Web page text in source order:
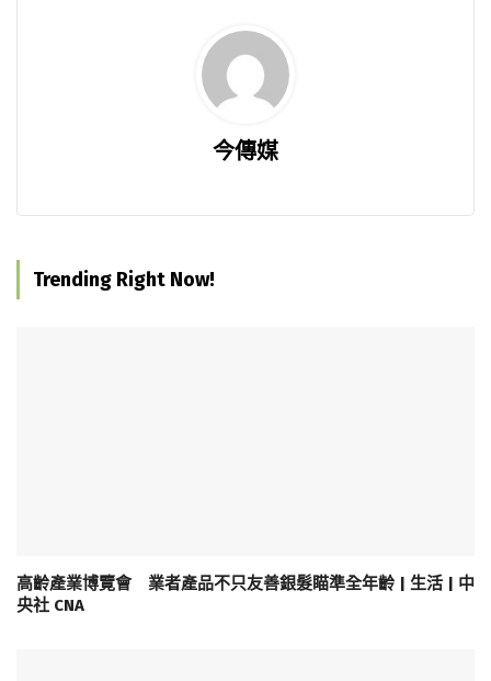
今傳媒
Trending Right Now!
高齡產業博覽會 業者產品不只友善銀髮瞄準全年齡 | 生活 | 中
央社 CNA